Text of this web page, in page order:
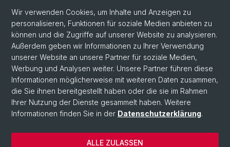
Social Media
LinkedIn
Bluesky
Vimeo
© Universität Basel
Wir verwenden Cookies, um Inhalte und Anzeigen zu
personalisieren, Funktionen für soziale Medien anbieten zu
können und die Zugriffe auf unserer Website zu analysieren.
Außerdem geben wir Informationen zu Ihrer Verwendung
unserer Website an unsere Partner für soziale Medien,
Werbung und Analysen weiter. Unsere Partner führen diese
Informationen möglicherweise mit weiteren Daten zusammen,
die Sie ihnen bereitgestellt haben oder die sie im Rahmen
Ihrer Nutzung der Dienste gesammelt haben. Weitere
Informationen finden Sie in der Datenschutzerklärung.
ALLE ZULASSEN